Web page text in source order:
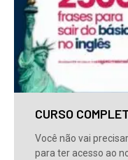
CURSO
Você não vai
para ter acesso ao